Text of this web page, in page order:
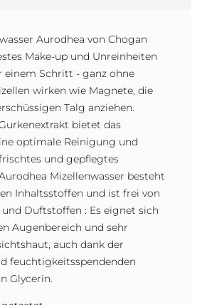
Aurodhea von Chogan
Make-up und Unreinheiten
einem Schritt - ganz ohne
wirken wie Magnete, die
Talg anziehen.
bietet das
optimale Reinigung und
und gepflegtes
Mizellenwasser besteht
Inhaltsstoffen und ist frei von
Duftstoffen : Es eignet sich
Augenbereich und sehr
auch dank der
feuchtigkeitsspendenden
Glycerin.